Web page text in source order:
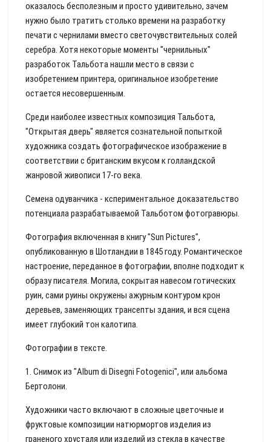
оказалось бесполезным и просто удивительно, зачем
нужно было тратить столько времени на разработку
печати с чернилами вместо светочувствительных солей
серебра. Хотя некоторые моменты "чернильных"
разработок Тальбота нашли место в связи с
изобретением принтера, оригинальное изобретение
остается несовершенным.
Среди наиболее известных композиция Тальбота,
"Открытая дверь" является сознательной попыткой
художника создать фотографическое изображение в
соответствии с британским вкусом к голландской
жанровой живописи 17-го века.
Семена одуванчика - кспериментальное доказательство
потенциала разрабатываемой Тальботом фотогравюры.
Фотография включенная в книгу "Sun Pictures",
опубликованную в Шотландии в 1845 году. Романтическое
настроение, переданное в фотографии, вполне подходит к
образу писателя. Могила, сокрытая навесом готических
руин, сами руины окружены ажурным контуром крон
деревьев, заменяющих трансепты здания, и вся сцена
имеет глубокий тон калотипа.
Фотографии в тексте.
1. Снимок из "Album di Disegni Fotogenici", или альбома
Бертолони.
Художники часто включают в сложные цветочные и
фруктовые композиции натюрмортов изделия из
граненого хрусталя или изделий из стекла в качестве